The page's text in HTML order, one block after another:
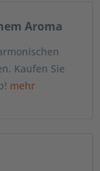
Aroma
Kaufen Sie
mehr